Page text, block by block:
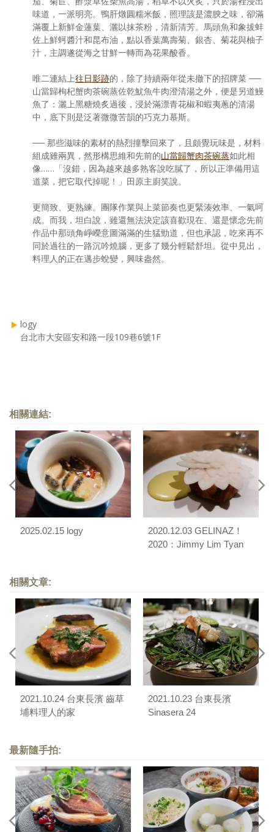
味道，一派明亮。鴨肝燉圓糯米飯，照理該是濃腴之味，卻滿
滿覆上新鮮金蓮葉、灑以抹茶粉，清新清芳。馬頭魚和象拔蚌
佐上鮮蚵醬汁和昆布油，點以香葉萬壽菊、銀杏、菊花與柚子
汁，主調遂從海之甘鮮一轉而為花果酸香。
唯二連結上往日影跡的，除了持續兩年從未撤下的招牌菜 ──
山當歸枸杞蟹肉茶碗蒸佐乾魷魚牛肉澄清湯之外，便是另道鰻
魚了：灑上黑糖燒炙過後，浸於滿漂青花椒和蝦夷蔥的清湯
中，底下則是泛著微微苦韻的巧克力慕斯。
── 那些滋味的素材的熱烈撞擊回來了，且頗覺玩味是，材料
組成雖兩異，然形構思維和先前的山當歸蟹肉茶碗蒸如此相
像……「沒錯，因為越來越多熟客說吃膩了，所以正準備用這
道菜，把它取代掉呢！」田原主廚笑說。
更簡致、更熟練。團隊作業與上菜節奏也更緊湊效率、一氣呵
成。而我，坦白說，雖還無法決定該喜歡現在、還是懷念先前
作品中那頭角崢嶸意圖滿滿的生猛勁道，但也承認，吃來再不
同於過往的一路沉吟燒腦，更多了幾分輕鬆舒坦。從中見出，
料理人的正在邁步蛻變，興味盎然。
logy
台北市大安區安和路一段109巷6號1F
相關連結:
2025.02.15 logy
2020.12.03 GELINAZ！
2020：Jimmy Lim Tyan
相關文章:
2021.10.24 台東長濱 齒草
埔料理人的家
2021.10.23 台東長濱
Sinasera 24
最新隨手拍: